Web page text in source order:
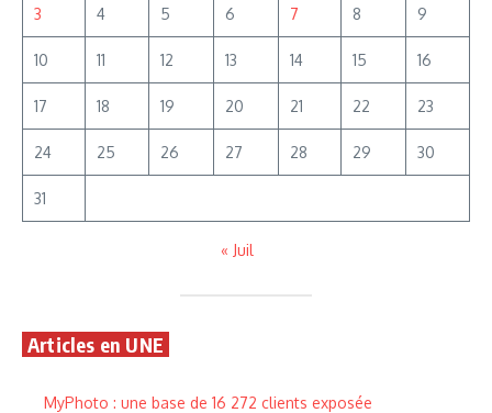
3 4 5 6 7 8 9
10 11 12 13 14 15 16
17 18 19 20 21 22 23
24 25 26 27 28 29 30
31
« Juil
Articles en UNE
MyPhoto : une base de 16 272 clients exposée